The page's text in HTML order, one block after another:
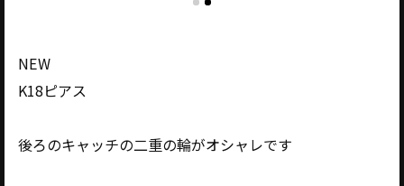
NEW
K18ピアス
後ろのキャッチの二重の輪がオシャレです